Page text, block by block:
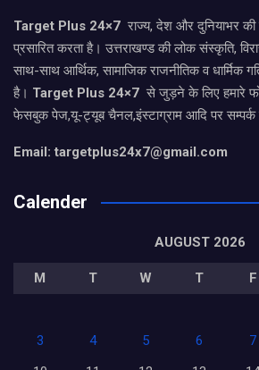
Target Plus 24×7 राज्य, देश और दुनियाभर
प्रसारित करता है। उत्तराखण्ड की लोक संस्कृति,
साथ-साथ आर्थिक, सामाजिक राजनीतिक व धार्मिक
है। Target Plus 24×7 से जुड़ने के लिए हमारे
फेसबुक पेज,यू-ट्यूब चैनल,इंस्टाग्राम आदि पर
Email: targetplus24x7@gmail.com
Calender
AUGUST 2026
M T W T F
3
4 5 6 7